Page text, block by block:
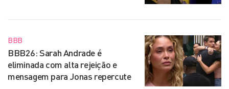
BBB
BBB26: Sarah Andrade é
eliminada com alta rejeição e
mensagem para Jonas repercute